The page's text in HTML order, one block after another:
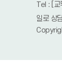
Tel : [
일로